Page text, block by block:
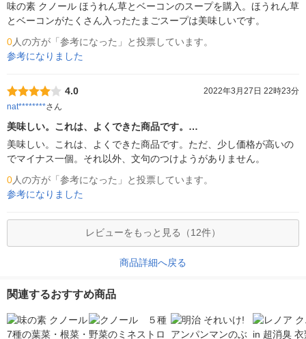
味の素 クノール ほうれん草とベーコンのスープを購入。ほうれん草
とベーコンがたくさん入ったたまごスープは美味しいです。
0人の方が「参考になった」と投票しています。
参考になりました
4.0
2022年3月27日 22時23分
nat********さん
美味しい。これは、よくできた商品です。…
美味しい。これは、よくできた商品です。ただ、少し価格が高いの
でマイナス一個。それ以外、文句のつけようがありません。
0人の方が「参考になった」と投票しています。
参考になりました
レビューをもっと見る（12件）
商品詳細へ戻る
関連するおすすめ商品